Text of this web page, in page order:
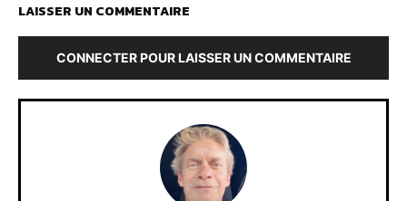
LAISSER UN COMMENTAIRE
CONNECTER POUR LAISSER UN COMMENTAIRE